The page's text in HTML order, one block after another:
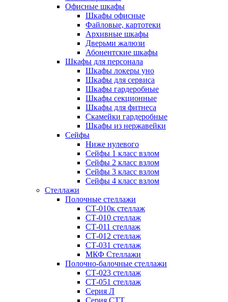
Офисные шкафы
Шкафы офисные
Файловые, картотеки
Архивные шкафы
Дверьми жалюзи
Абонентские шкафы
Шкафы для персонала
Шкафы локеры уно
Шкафы для сервиса
Шкафы гардеробные
Шкафы секционные
Шкафы для фитнеса
Скамейки гардеробные
Шкафы из нержавейки
Сейфы
Ниже нулевого
Сейфы 1 класс взлом
Сейфы 2 класс взлом
Сейфы 3 класс взлом
Сейфы 4 класс взлом
Стеллажи
Полочные стеллажи
СТ-010к стеллаж
СТ-010 стеллаж
СТ-011 стеллаж
СТ-012 стеллаж
СТ-031 стеллаж
МКФ Стеллажи
Полочно-балочные стеллажи
СТ-023 стеллаж
СТ-051 стеллаж
Серия Л
Серия СТТ